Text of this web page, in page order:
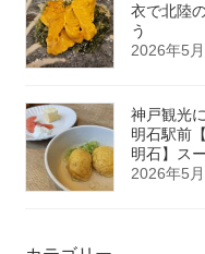
衣で北陸
う
2026年5
神戸観光
明石駅前
明石】ス
2026年5